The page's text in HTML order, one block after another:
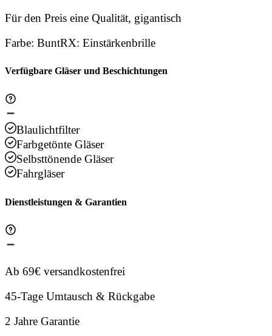
Für den Preis eine Qualität, gigantisch
Farbe: BuntRX: Einstärkenbrille
Verfügbare Gläser und Beschichtungen
Blaulichtfilter
Farbgetönte Gläser
Selbsttönende Gläser
Fahrgläser
Dienstleistungen & Garantien
Ab 69€ versandkostenfrei
45-Tage Umtausch & Rückgabe
2 Jahre Garantie